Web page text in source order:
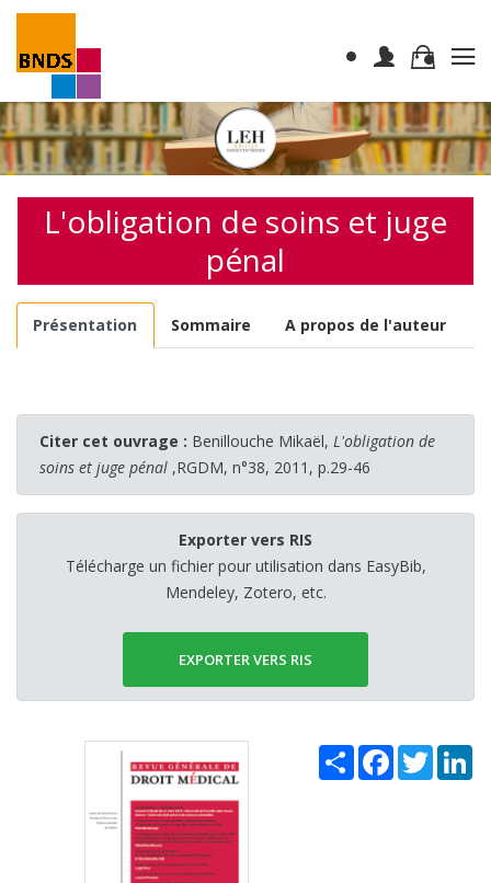
L'obligation de soins et juge
pénal
Présentation Sommaire A propos de l'auteur
Citer cet ouvrage : Benillouche Mikaël, L'obligation de
soins et juge pénal ,RGDM, n°38, 2011, p.29-46
Exporter vers RIS
Télécharge un fichier pour utilisation dans EasyBib,
Mendeley, Zotero, etc.
EXPORTER VERS RIS
Share Facebook
Twitter